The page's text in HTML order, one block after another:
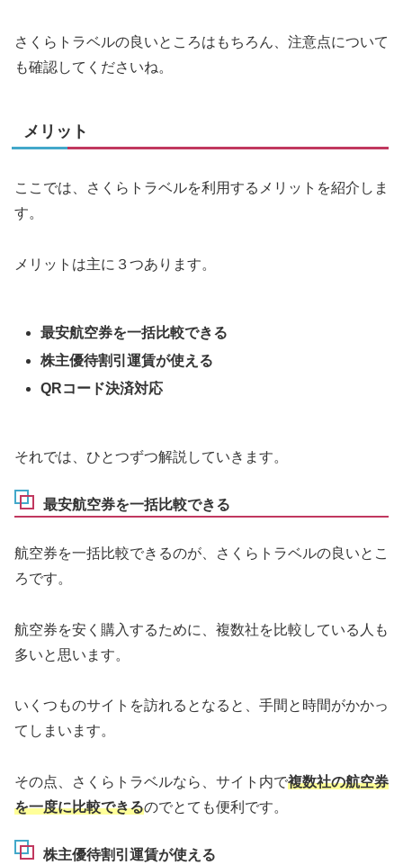
さくらトラベルの良いところはもちろん、注意点について
も確認してくださいね。
メリット
ここでは、さくらトラベルを利用するメリットを紹介しま
す。
メリットは主に３つあります。
最安航空券を一括比較できる
株主優待割引運賃が使える
QRコード決済対応
それでは、ひとつずつ解説していきます。
最安航空券を一括比較できる
航空券を一括比較できるのが、さくらトラベルの良いとこ
ろです。
航空券を安く購入するために、複数社を比較している人も
多いと思います。
いくつものサイトを訪れるとなると、手間と時間がかかっ
てしまいます。
その点、さくらトラベルなら、サイト内で複数社の航空券
を一度に比較できるのでとても便利です。
株主優待割引運賃が使える